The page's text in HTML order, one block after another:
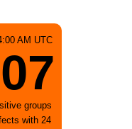
AM UTC
groups
with 24